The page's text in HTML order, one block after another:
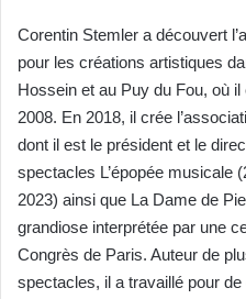
Corentin Stemler a découvert
pour les créations artistiques
Hossein et au Puy du Fou, où
2008. En 2018, il crée
dont il est le président et le
spectacles L’épopée musicale
2023) ainsi que La Dame de
grandiose interprétée par une
Congrès de Paris. Auteur de
spectacles, il a travaillé pour de